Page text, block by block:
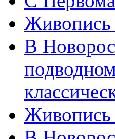
Живопись
В
Живопись